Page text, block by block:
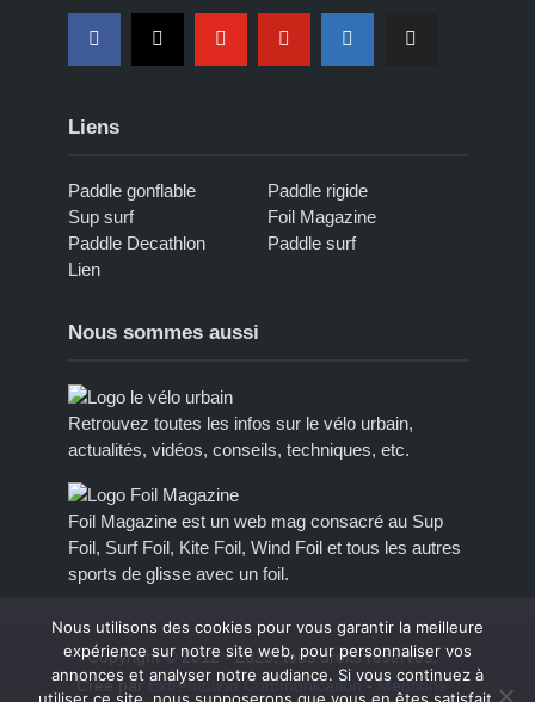
Liens
Paddle gonflable
Paddle rigide
Sup surf
Foil Magazine
Paddle Decathlon
Paddle surf
Lien
Nous sommes aussi
Retrouvez toutes les infos sur le vélo urbain,
actualités, vidéos, conseils, techniques, etc.
Foil Magazine est un web mag consacré au Sup
Foil, Surf Foil, Kite Foil, Wind Foil et tous les autres
sports de glisse avec un foil.
Copyright © 2012 - 2023, tous droits réservés.
Créé par Extremotion Communication-Mentions
Nous utilisons des cookies pour vous garantir la meilleure
expérience sur notre site web, pour personnaliser vos
annonces et analyser notre audiance. Si vous continuez à